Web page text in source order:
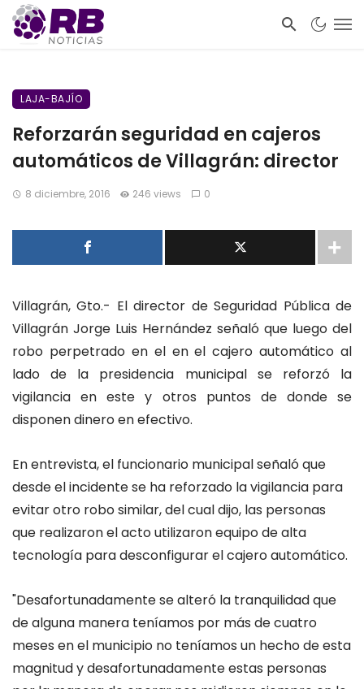
LAJA-BAJÍO
Reforzarán seguridad en cajeros
automáticos de Villagrán: director
8 diciembre, 2016 246 views 0
Villagrán, Gto.- El director de Seguridad Pública de
Villagrán Jorge Luis Hernández señaló que luego del
robo perpetrado en el en el cajero automático al
lado de la presidencia municipal se reforzó la
vigilancia en este y otros puntos de donde se
disponen dinero en efectivo.
En entrevista, el funcionario municipal señaló que
desde el incidente se ha reforzado la vigilancia para
evitar otro robo similar, del cual dijo, las personas
que realizaron el acto utilizaron equipo de alta
tecnología para desconfigurar el cajero automático.
"Desafortunadamente se alteró la tranquilidad que
de alguna manera teníamos por más de cuatro
meses en el municipio no teníamos un hecho de esta
magnitud y desafortunadamente estas personas